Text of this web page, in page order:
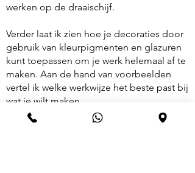
werken op de draaischijf.
Verder laat ik zien hoe je decoraties door
gebruik van kleurpigmenten en glazuren
kunt toepassen om je werk helemaal af te
maken. Aan de hand van voorbeelden
vertel ik welke werkwijze het beste past bij
wat je wilt maken.